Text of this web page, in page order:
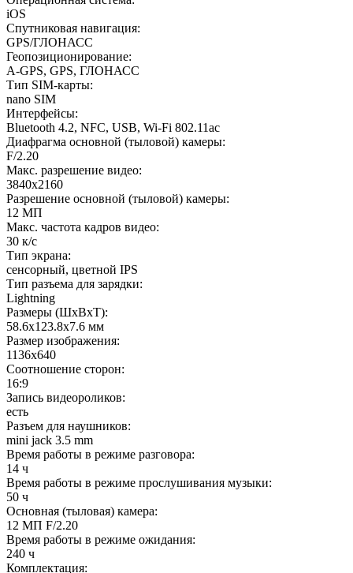
iOS
Спутниковая навигация:
GPS/ГЛОНАСС
Геопозиционирование:
A-GPS, GPS, ГЛОНАСС
Тип SIM-карты:
nano SIM
Интерфейсы:
Bluetooth 4.2, NFC, USB, Wi-Fi 802.11ac
Диафрагма основной (тыловой) камеры:
F/2.20
Макс. разрешение видео:
3840x2160
Разрешение основной (тыловой) камеры:
12 МП
Макс. частота кадров видео:
30 к/с
Тип экрана:
сенсорный, цветной IPS
Тип разъема для зарядки:
Lightning
Размеры (ШxВxТ):
58.6x123.8x7.6 мм
Размер изображения:
1136x640
Соотношение сторон:
16:9
Запись видеороликов:
есть
Разъем для наушников:
mini jack 3.5 mm
Время работы в режиме разговора:
14 ч
Время работы в режиме прослушивания музыки:
50 ч
Основная (тыловая) камера:
12 МП F/2.20
Время работы в режиме ожидания:
240 ч
Комплектация: